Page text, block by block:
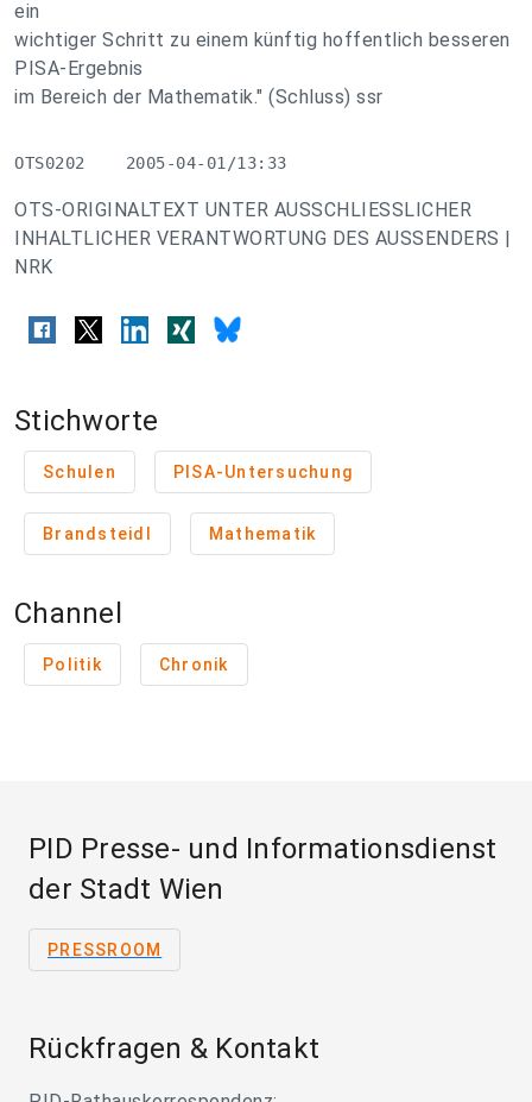
ein
wichtiger Schritt zu einem künftig hoffentlich besseren
PISA-Ergebnis
im Bereich der Mathematik." (Schluss) ssr
OTS0202    2005-04-01/13:33
OTS-ORIGINALTEXT UNTER AUSSCHLIESSLICHER
INHALTLICHER VERANTWORTUNG DES AUSSENDERS |
NRK
Stichworte
Schulen PISA-Untersuchung
Brandsteidl Mathematik
Channel
Politik Chronik
PID Presse- und Informationsdienst
der Stadt Wien
PRESSROOM
Rückfragen & Kontakt